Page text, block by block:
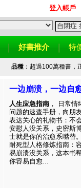
登入帳戶
好書推介 特
品種：超過100萬種書，
一边崩溃，一边自
人生应急指南 ， 日常情
问题的速查手册，向朋
表达关心的礼物书：不
安慰人没关系，史密斯
士就是你的治愈系嘴替
耐死型人格修炼指南：
易崩溃没关系，这本书
你容易自愈...